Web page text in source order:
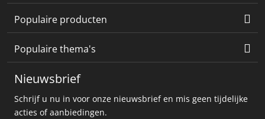
Populaire producten
Populaire thema's
Nieuwsbrief
Schrijf u nu in voor onze nieuwsbrief en mis geen tijdelijke
acties of aanbiedingen.